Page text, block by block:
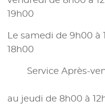
19h00
Le samedi de 9h00 à
18h00
Service Après-
Du
au jeudi de 8h00 à